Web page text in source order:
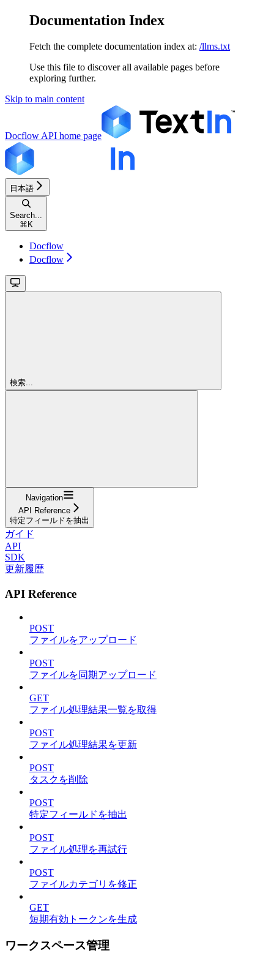
Documentation Index
Fetch the complete documentation index at: /llms.txt
Use this file to discover all available pages before
exploring further.
Skip to main content
Docflow API home page
日本語
Search...
⌘ K
Docflow
Docflow
検索...
Navigation
API Reference
特定フィールドを抽出
ガイド
API
SDK
更新履歴
API Reference
POST
ファイルをアップロード
POST
ファイルを同期アップロード
GET
ファイル処理結果一覧を取得
POST
ファイル処理結果を更新
POST
タスクを削除
POST
特定フィールドを抽出
POST
ファイル処理を再試行
POST
ファイルカテゴリを修正
GET
短期有効トークンを生成
ワークスペース管理